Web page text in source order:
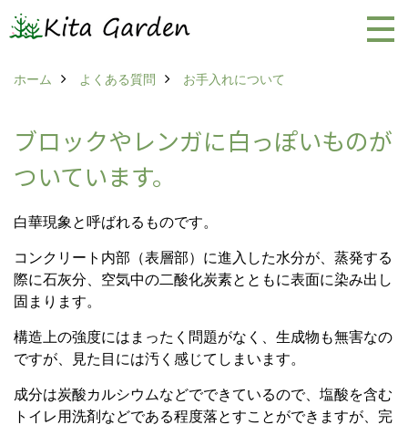
ホーム よくある質問 お手入れについて
ブロックやレンガに白っぽいものが
ついています。
白華現象と呼ばれるものです。
コンクリート内部（表層部）に進入した水分が、蒸発する
際に石灰分、空気中の二酸化炭素とともに表面に染み出し
固まります。
構造上の強度にはまったく問題がなく、生成物も無害なの
ですが、見た目には汚く感じてしまいます。
成分は炭酸カルシウムなどでできているので、塩酸を含む
トイレ用洗剤などである程度落とすことができますが、完